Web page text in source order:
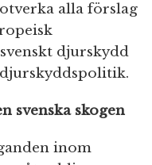
alla förslag
djurskydd
djurskyddspolitik.
svenska skogen
inom